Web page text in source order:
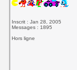
Inscrit : Jan 28, 2005
Messages : 1895
Hors ligne